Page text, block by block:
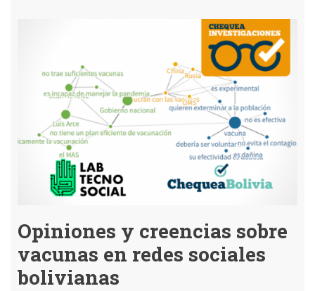
contra
COVID-
de
Pfizer
enfermedades
como
viruela
Mono
Opiniones y creencias sobre
vacunas en redes sociales
bolivianas